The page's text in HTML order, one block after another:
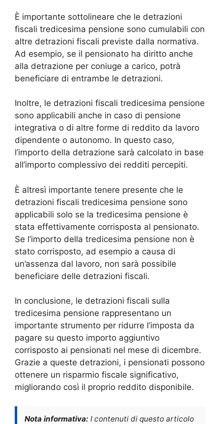
È importante sottolineare che le detrazioni
fiscali tredicesima pensione sono cumulabili con
altre detrazioni fiscali previste dalla normativa.
Ad esempio, se il pensionato ha diritto anche
alla detrazione per coniuge a carico, potrà
beneficiare di entrambe le detrazioni.
Inoltre, le detrazioni fiscali tredicesima pensione
sono applicabili anche in caso di pensione
integrativa o di altre forme di reddito da lavoro
dipendente o autonomo. In questo caso,
l’importo della detrazione sarà calcolato in base
all’importo complessivo dei redditi percepiti.
È altresì importante tenere presente che le
detrazioni fiscali tredicesima pensione sono
applicabili solo se la tredicesima pensione è
stata effettivamente corrisposta al pensionato.
Se l’importo della tredicesima pensione non è
stato corrisposto, ad esempio a causa di
un’assenza dal lavoro, non sarà possibile
beneficiare delle detrazioni fiscali.
In conclusione, le detrazioni fiscali sulla
tredicesima pensione rappresentano un
importante strumento per ridurre l’imposta da
pagare su questo importo aggiuntivo
corrisposto ai pensionati nel mese di dicembre.
Grazie a queste detrazioni, i pensionati possono
ottenere un risparmio fiscale significativo,
migliorando così il proprio reddito disponibile.
Nota informativa: I contenuti di questo articolo